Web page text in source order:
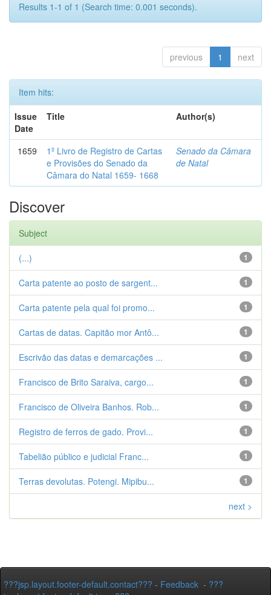
Results 1-1 of 1 (Search time: 0.001 seconds).
previous 1 next
Item hits:
Issue
Date
Title Author(s)
1659
1º Livro de Registro de Cartas
e Provisões do Senado da
Câmara do Natal 1659- 1668
Senado da Câmara
de Natal
Discover
Subject
1
(...)
1
Carta patente ao posto de sargent...
1
Carta patente pela qual foi promo...
1
Cartas de datas. Capitão mor Antô...
1
Escrivão das datas e demarcações ...
1
Francisco de Brito Saraiva, cargo...
1
Francisco de Oliveira Banhos. Rob...
1
Registro de ferros de gado. Provi...
1
Tabelião público e judicial Franc...
1
Terras devolutas. Potengi. Mipibu...
next >
???jsp.layout.footer-default.contact??? - Feedback - ???